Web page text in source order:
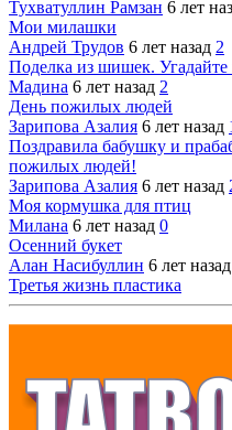
Тухватуллин Рамзан 6 лет
Мои милашки
Андрей Трудов 6 лет назад 2
Поделка из шишек. Угадайте
Мадина 6 лет назад 2
День пожилых людей
Зарипова Азалия 6 лет назад
Поздравила бабушку и
пожилых людей!
Зарипова Азалия 6 лет назад
Моя кормушка для птиц
Милана 6 лет назад 0
Осенний букет
Алан Насибуллин 6 лет назад
Третья жизнь пластика